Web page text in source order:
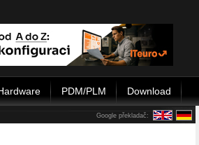
PDM/PLM Download
Google překladač: